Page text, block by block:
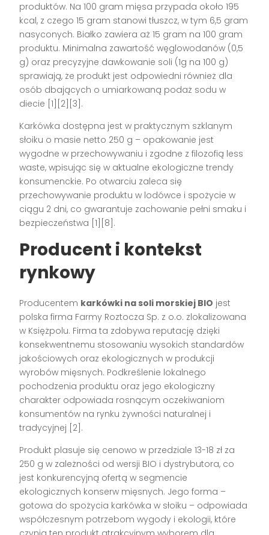
produktów. Na 100 gram mięsa przypada około 195
kcal, z czego 15 gram stanowi tłuszcz, w tym 6,5 gram
nasyconych. Białko zawiera aż 15 gram na 100 gram
produktu. Minimalna zawartość węglowodanów (0,5
g) oraz precyzyjne dawkowanie soli (1g na 100 g)
sprawiają, że produkt jest odpowiedni również dla
osób dbających o umiarkowaną podaż sodu w
diecie [1][2][3].
Karkówka dostępna jest w praktycznym szklanym
słoiku o masie netto 250 g – opakowanie jest
wygodne w przechowywaniu i zgodne z filozofią less
waste, wpisując się w aktualne ekologiczne trendy
konsumenckie. Po otwarciu zaleca się
przechowywanie produktu w lodówce i spożycie w
ciągu 2 dni, co gwarantuje zachowanie pełni smaku i
bezpieczeństwa [1][8].
Producent i kontekst
rynkowy
Producentem karkówki na soli morskiej BIO jest
polska firma Farmy Roztocza Sp. z o.o. zlokalizowana
w Księżpolu. Firma ta zdobywa reputację dzięki
konsekwentnemu stosowaniu wysokich standardów
jakościowych oraz ekologicznych w produkcji
wyrobów mięsnych. Podkreślenie lokalnego
pochodzenia produktu oraz jego ekologiczny
charakter odpowiada rosnącym oczekiwaniom
konsumentów na rynku żywności naturalnej i
tradycyjnej [2].
Produkt plasuje się cenowo w przedziale 13-18 zł za
250 g w zależności od wersji BIO i dystrybutora, co
jest konkurencyjną ofertą w segmencie
ekologicznych konserw mięsnych. Jego forma –
gotowa do spożycia karkówka w słoiku – odpowiada
współczesnym potrzebom wygody i ekologii, które